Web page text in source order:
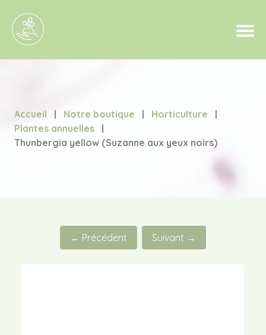
Accueil | Notre boutique | Horticulture
|
Plantes annuelles
|
Thunbergia yellow (Suzanne aux yeux noirs)
← Précédent Suivant →